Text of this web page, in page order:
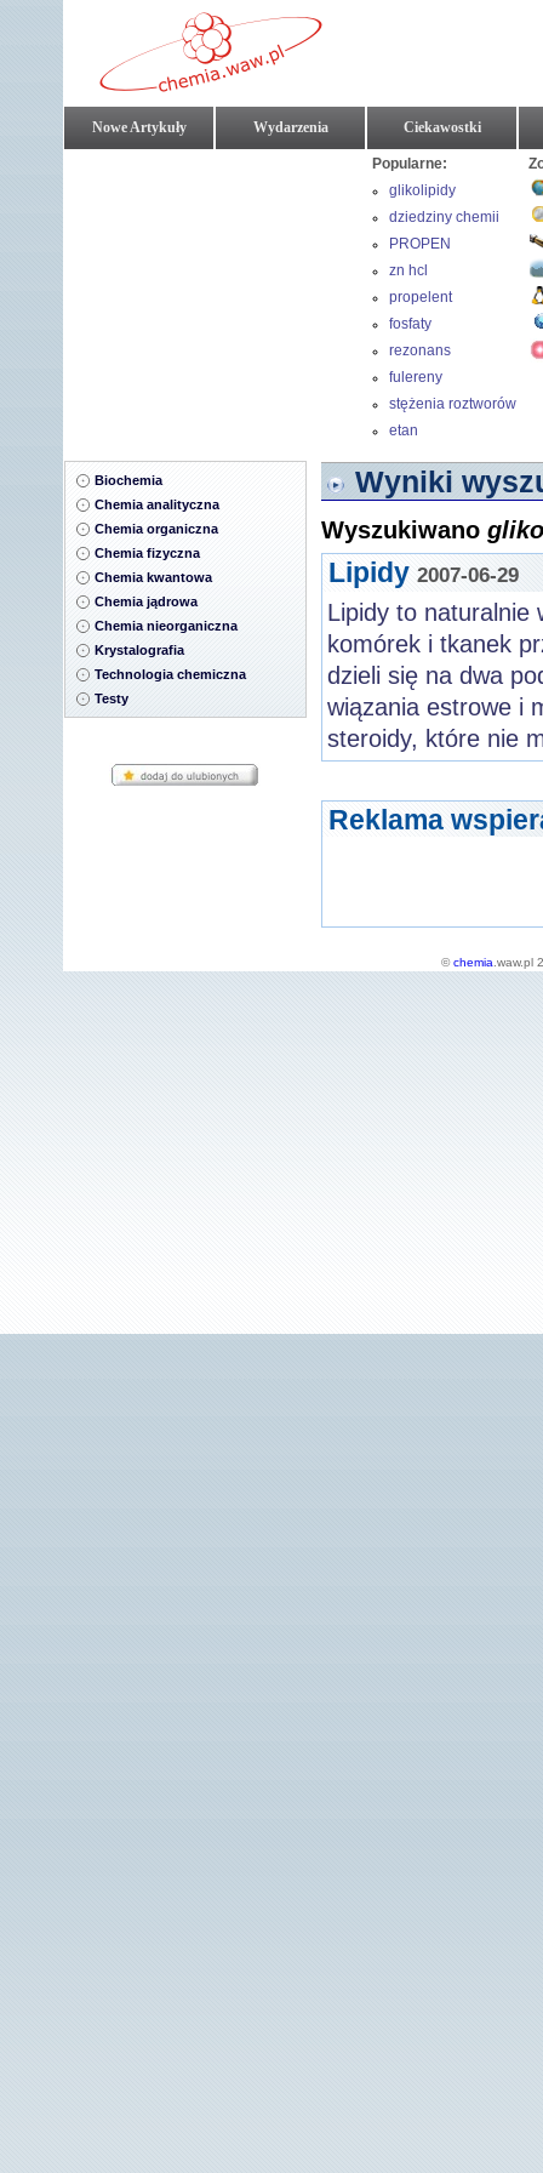
Nowe Artykuły Wydarzenia Ciekawostki
Popularne:
glikolipidy
dziedziny chemii
PROPEN
zn hcl
propelent
fosfaty
rezonans
fulereny
stężenia roztworów
etan
Biochemia
Chemia analityczna
Chemia organiczna
Chemia fizyczna
Chemia kwantowa
Chemia jądrowa
Chemia nieorganiczna
Krystalografia
Technologia chemiczna
Testy
Wyniki
Wyszukiwano
Lipidy 2007-06-29
Lipidy to naturalnie
komórek i tkanek
dzieli się na dwa
wiązania estrowe i
steroidy, które nie
Reklama
©chemia .waw.pl